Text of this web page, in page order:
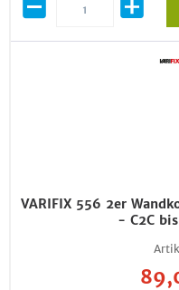
VARIFIX 556 2er
- C2C